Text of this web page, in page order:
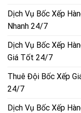
Dịch Vụ Bốc Xếp
Nhanh 24/7
Dịch Vụ Bốc Xếp
Giá Tốt 24/7
Thuê Đội Bốc Xếp
24/7
Dịch Vụ Bốc Xếp